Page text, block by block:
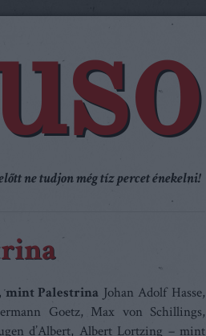
ne tudjon még tíz percet énekelni!
mint Palestrina Johan Adolf Hasse,
Goetz, Max von Schillings,
d’Albert, Albert Lortzing – mint